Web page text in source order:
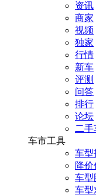
资讯
商家
视频
独家
行情
新车
评测
问答
排行
论坛
二手
车市工具
车型
降价
车型
车型